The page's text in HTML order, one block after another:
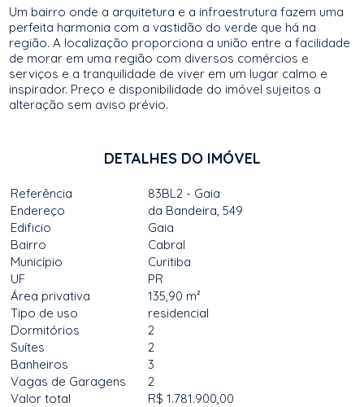
Um bairro onde a arquitetura e a infraestrutura fazem uma
perfeita harmonia com a vastidão do verde que há na
região. A localização proporciona a união entre a facilidade
de morar em uma região com diversos comércios e
serviços e a tranquilidade de viver em um lugar calmo e
inspirador. Preço e disponibilidade do imóvel sujeitos a
alteração sem aviso prévio.
DETALHES DO IMÓVEL
Referência
83BL2 - Gaia
Endereço
da Bandeira, 549
Edificio
Gaia
Bairro
Cabral
Município
Curitiba
UF
PR
Área privativa
135,90 m²
Tipo de uso
residencial
Dormitórios
2
Suítes
2
Banheiros
3
Vagas de Garagens
2
Valor total
R$ 1.781.900,00